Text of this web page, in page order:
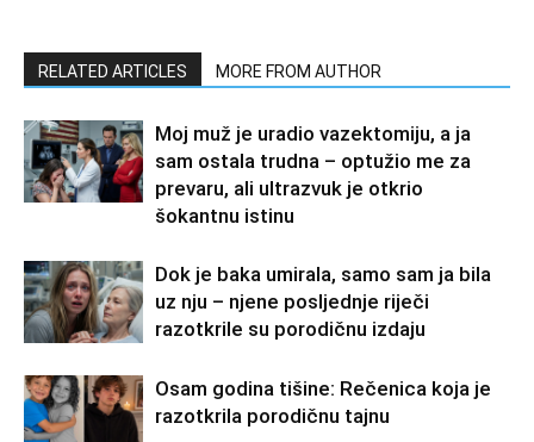
RELATED ARTICLES MORE FROM AUTHOR
Moj muž je uradio vazektomiju, a ja
sam ostala trudna – optužio me za
prevaru, ali ultrazvuk je otkrio
šokantnu istinu
Dok je baka umirala, samo sam ja bila
uz nju – njene posljednje riječi
razotkrile su porodičnu izdaju
Osam godina tišine: Rečenica koja je
razotkrila porodičnu tajnu